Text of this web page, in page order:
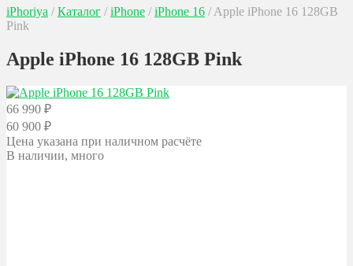
iPhoriya / Каталог / iPhone / iPhone 16 / Apple iPhone 16 128GB
Pink
Apple iPhone 16 128GB Pink
66 990 ₽
60 900 ₽
Цена указана при наличном расчёте
В наличии, много